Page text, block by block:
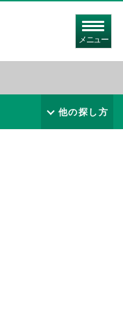
メニュー
他の探し方